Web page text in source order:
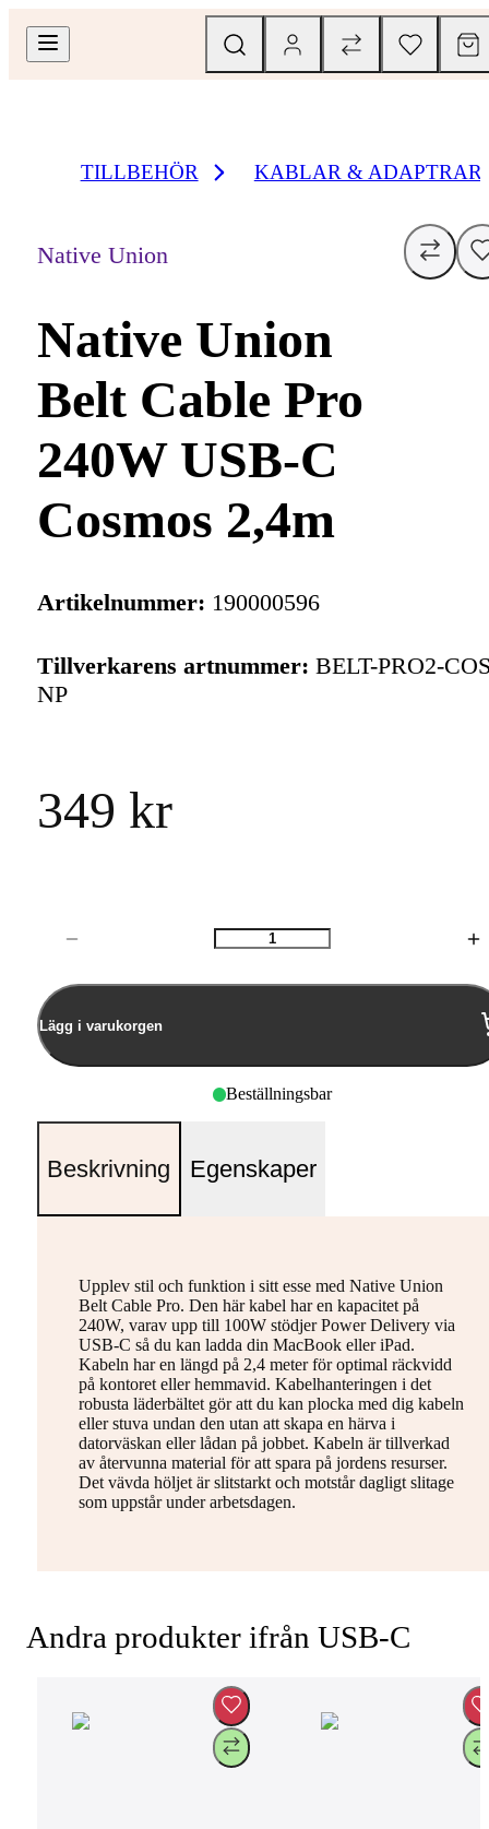
TILLBEHÖR KABLAR & ADAPTRAR
Native Union
Native Union
Belt Cable Pro
240W USB-C
Cosmos 2,4m
Artikelnummer: 190000596
Tillverkarens artnummer: BELT-PRO2-
NP
349 kr
Antal
Lägg i varukorgen
Beställningsbar
Beskrivning Egenskaper
Upplev stil och funktion i sitt esse med Native Union
Belt Cable Pro. Den här kabel har en kapacitet på
240W, varav upp till 100W stödjer Power Delivery via
USB-C så du kan ladda din MacBook eller iPad.
Kabeln har en längd på 2,4 meter för optimal räckvidd
på kontoret eller hemmavid. Kabelhanteringen i det
robusta läderbältet gör att du kan plocka med dig kabeln
eller stuva undan den utan att skapa en härva i
datorväskan eller lådan på jobbet. Kabeln är tillverkad
av återvunna material för att spara på jordens resurser.
Det vävda höljet är slitstarkt och motstår dagligt slitage
som uppstår under arbetsdagen.
Andra produkter ifrån USB-C